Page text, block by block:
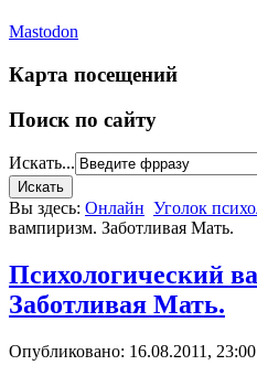
Mastodon
Карта посещений
Поиск по сайту
Искать...
Вы здесь: Онлайн Уголок
вампиризм. Заботливая Мать.
Психологический
Заботливая Мать.
Опубликовано: 16.08.2011, 23:00